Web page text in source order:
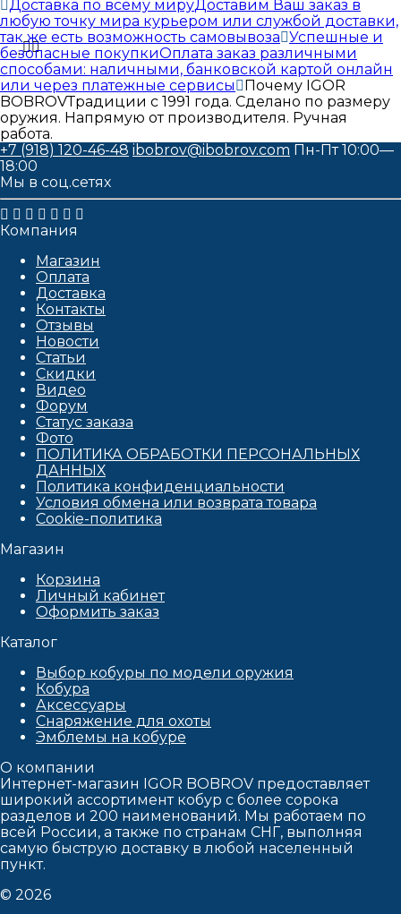
Доставка по всему мируДоставим Ваш заказ в
любую точку мира курьером или службой доставки,
так же есть возможность самовывоза Успешные и
безопасные покупкиОплата заказ различными
способами: наличными, банковской картой онлайн
или через платежные сервисы
Почему IGOR
BOBROVТрадиции с 1991 года. Сделано по размеру
оружия. Напрямую от производителя. Ручная
работа.
+7 (918) 120-46-48 ibobrov@ibobrov.com Пн-Пт 10:00—
18:00
Мы в соц.сетях
Компания
Магазин
Оплата
Доставка
Контакты
Отзывы
Новости
Статьи
Скидки
Видео
Форум
Статус заказа
Фото
ПОЛИТИКА ОБРАБОТКИ ПЕРСОНАЛЬНЫХ
ДАННЫХ​
Политика конфиденциальности
Условия обмена или возврата товара
Cookie-политика
Магазин
Корзина
Личный кабинет
Оформить заказ
Каталог
Выбор кобуры по модели оружия
Кобура
Аксессуары
Снаряжение для охоты
Эмблемы на кобуре
О компании
Интернет-магазин IGOR BOBROV предоставляет
широкий ассортимент кобур c более сорока
разделов и 200 наименований. Мы работаем по
всей России, а также по странам СНГ, выполняя
самую быструю доставку в любой населенный
пункт.
© 2026